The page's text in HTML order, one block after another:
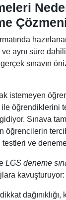
aynı süre
sınavın
istemeyen
ile öğrendiklerini
Sınava
öğrencilerin
ve
LGS deneme
kavuşturuyor: